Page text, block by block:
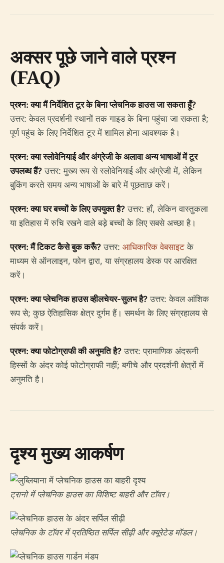
अक्सर पूछे जाने वाले प्रश्न
(FAQ)
प्रश्न: क्या मैं निर्देशित टूर के बिना प्लेचनिक हाउस जा सकता हूँ?
उत्तर: केवल प्रदर्शनी स्थानों तक गाइड के बिना पहुंचा जा सकता है;
पूर्ण पहुंच के लिए निर्देशित टूर में शामिल होना आवश्यक है।
प्रश्न: क्या स्लोवेनियाई और अंग्रेजी के अलावा अन्य भाषाओं में टूर
उपलब्ध हैं? उत्तर: मुख्य रूप से स्लोवेनियाई और अंग्रेजी में, लेकिन
बुकिंग करते समय अन्य भाषाओं के बारे में पूछताछ करें।
प्रश्न: क्या घर बच्चों के लिए उपयुक्त है? उत्तर: हाँ, लेकिन वास्तुकला
या इतिहास में रुचि रखने वाले बड़े बच्चों के लिए सबसे अच्छा है।
प्रश्न: मैं टिकट कैसे बुक करूँ? उत्तर: आधिकारिक वेबसाइट के
माध्यम से ऑनलाइन, फोन द्वारा, या संग्रहालय डेस्क पर आरक्षित
करें।
प्रश्न: क्या प्लेचनिक हाउस व्हीलचेयर-सुलभ है? उत्तर: केवल आंशिक
रूप से; कुछ ऐतिहासिक क्षेत्र दुर्गम हैं। समर्थन के लिए संग्रहालय से
संपर्क करें।
प्रश्न: क्या फोटोग्राफी की अनुमति है? उत्तर: प्रामाणिक अंदरूनी
हिस्सों के अंदर कोई फोटोग्राफी नहीं; बगीचे और प्रदर्शनी क्षेत्रों में
अनुमति है।
दृश्य मुख्य आकर्षण
ट्रानो में प्लेचनिक हाउस का विशिष्ट बाहरी और टॉवर।
प्लेचनिक के टॉवर में प्रतिष्ठित सर्पिल सीढ़ी और क्यूरेटेड मॉडल।